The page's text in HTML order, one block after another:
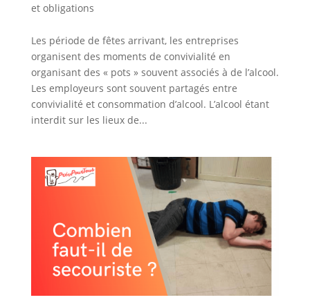
et obligations
Les période de fêtes arrivant, les entreprises
organisent des moments de convivialité en
organisant des « pots » souvent associés à de l’alcool.
Les employeurs sont souvent partagés entre
convivialité et consommation d’alcool. L’alcool étant
interdit sur les lieux de...